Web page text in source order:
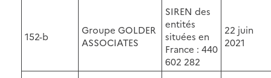
152-b
Groupe GOLDER
ASSOCIATES
SIREN des
entités
situées en
France : 440
602 282
22 juin
2021